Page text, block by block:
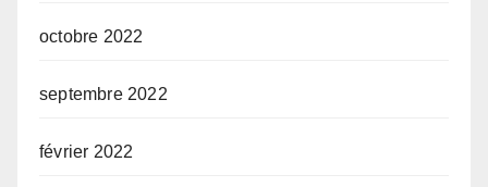
octobre 2022
septembre 2022
février 2022